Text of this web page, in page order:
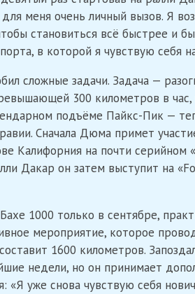
меня очень личный вызов. Я
становиться всё быстрее и
в которой я чувствую себя
сложные задачи. Задача —
300 километров в
подъёме Пайкс-Пик —
Сначала Дюма примет
Калифорния на почти серийном
Дакар он затем выступит на
1000 только в сентябре,
мероприятие, которое
1600 километров.
недели, но он принимает
«Я уже снова чувствую себя